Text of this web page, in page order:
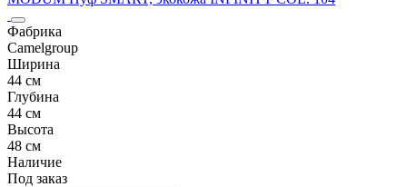
Фабрика
Camelgroup
Ширина
44 см
Глубина
44 см
Высота
48 см
Наличие
Под заказ